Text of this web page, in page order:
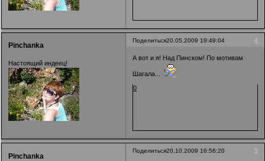
Поделиться 4
20.05.2009 19:49:04
Pinchanka
Настоящий индеец!
А вот и я! Над Пинском! По мотивам
Шагала...
0
Поделиться 5
20.10.2009 16:56:20
Pinchanka